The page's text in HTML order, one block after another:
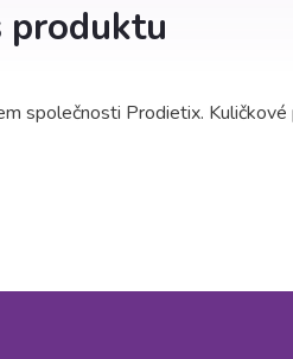
společnosti Prodietix.